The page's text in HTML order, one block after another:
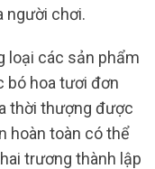
người chơi.
loại các sản phẩm
bó hoa tươi đơn
thời thượng được
hoàn toàn có thể
trương thành lập